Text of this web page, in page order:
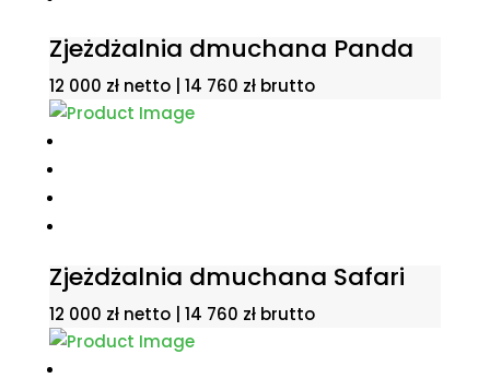
Zjeżdżalnia dmuchana Panda
12 000 zł netto | 14 760 złbrutto
Zjeżdżalnia dmuchana Safari
12 000 zł netto | 14 760 złbrutto